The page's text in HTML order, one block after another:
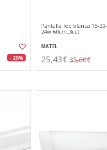
- 29%
Pantalla led blanca 15-20-
24w.60cm.3cct
MATEL
25,43€ 35,60€